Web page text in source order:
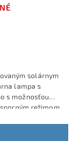
solárnym
lampa s
s možnosťou
režimom